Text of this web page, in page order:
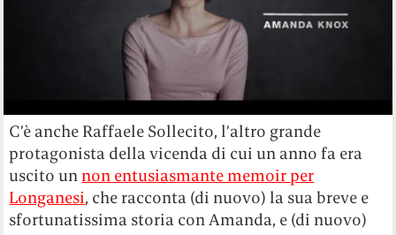
C’è anche Raffaele Sollecito, l’altro grande
protagonista della vicenda di cui un anno fa era
uscito un non entusiasmante memoir per
Longanesi, che racconta (di nuovo) la sua breve e
sfortunatissima storia con Amanda, e (di nuovo)